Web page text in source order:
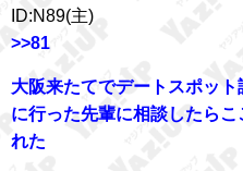
ID:N89(主)
>>81
大阪来たてでデートスポッ
に行った先輩に相談したら
れた